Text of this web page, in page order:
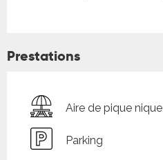
Prestations
Aire de pique nique
Parking